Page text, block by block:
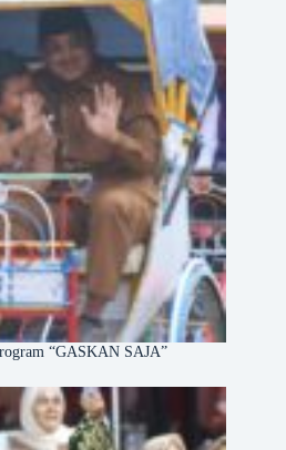
“GASKAN SAJA”